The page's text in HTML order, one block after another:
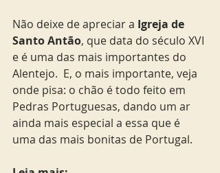
Não deixe de apreciar a Igreja de
Santo Antão, que data do século XVI
e é uma das mais importantes do
Alentejo.  E, o mais importante, veja
onde pisa: o chão é todo feito em
Pedras Portuguesas, dando um ar
ainda mais especial a essa que é
uma das mais bonitas de Portugal.